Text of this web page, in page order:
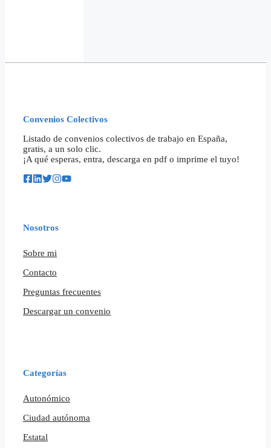
Convenios Colectivos
Listado de convenios colectivos de trabajo en España,
gratis, a un solo clic.
¡A qué esperas, entra, descarga en pdf o imprime el tuyo!
Nosotros
Sobre mi
Contacto
Preguntas frecuentes
Descargar un convenio
Categorías
Autonómico
Ciudad autónoma
Estatal